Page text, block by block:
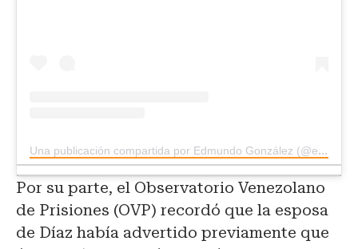
Una publicación compartida por Edmundo González (@egonzalezurrutia)
Por su parte, el Observatorio Venezolano
de Prisiones (OVP) recordó que la esposa
de Díaz había advertido previamente que